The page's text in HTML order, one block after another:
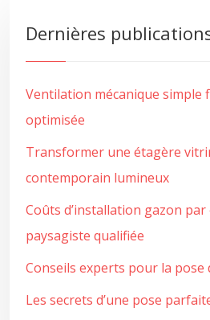
Dernières
Ventilation mécanique simple
optimisée
Transformer une étagère
contemporain lumineux
Coûts d’installation gazon
paysagiste qualifiée
Conseils experts pour la
Les secrets d’une pose